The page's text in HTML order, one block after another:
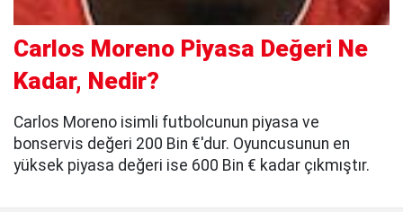
Carlos Moreno Piyasa Değeri Ne
Kadar, Nedir?
Carlos Moreno isimli futbolcunun piyasa ve
bonservis değeri 200 Bin €'dur. Oyuncusunun en
yüksek piyasa değeri ise 600 Bin € kadar çıkmıştır.